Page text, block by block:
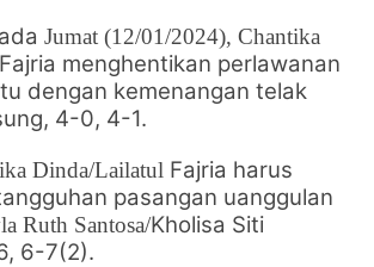
Jumat (12/01/2024),Chantika
Fajria menghentikan perlawanan
dengan kemenangan telak
4-0, 4-1.
Dinda/Lailatul Fajria harus
pasangan uanggulan
Ruth Santosa/Kholisa Siti
6-7(2).